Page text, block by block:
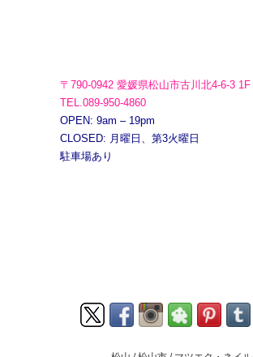
〒790-0942 愛媛県松山市古川北4-6-3 1F
TEL.089-950-4860
OPEN: 9am – 19pm
CLOSED: 月曜日、第3火曜日
駐車場あり